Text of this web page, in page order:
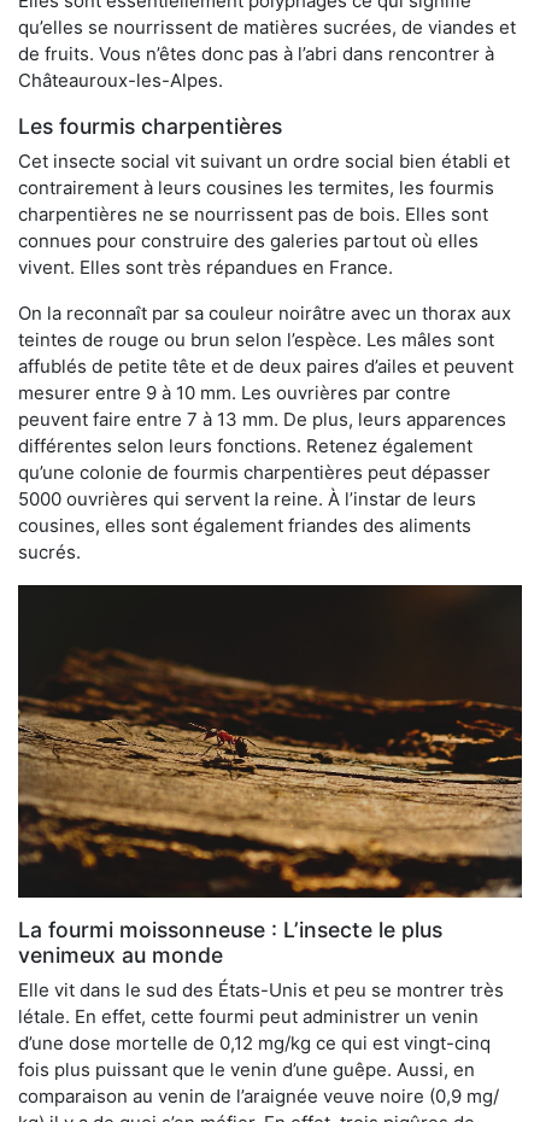
qu’elles se nourrissent de matières sucrées, de viandes et
de fruits. Vous n’êtes donc pas à l’abri dans rencontrer à
Châteauroux-les-Alpes.
Les fourmis charpentières
Cet insecte social vit suivant un ordre social bien établi et
contrairement à leurs cousines les termites, les fourmis
charpentières ne se nourrissent pas de bois. Elles sont
connues pour construire des galeries partout où elles
vivent. Elles sont très répandues en France.
On la reconnaît par sa couleur noirâtre avec un thorax aux
teintes de rouge ou brun selon l’espèce. Les mâles sont
affublés de petite tête et de deux paires d’ailes et peuvent
mesurer entre 9 à 10 mm. Les ouvrières par contre
peuvent faire entre 7 à 13 mm. De plus, leurs apparences
différentes selon leurs fonctions. Retenez également
qu’une colonie de fourmis charpentières peut dépasser
5000 ouvrières qui servent la reine. À l’instar de leurs
cousines, elles sont également friandes des aliments
sucrés.
La fourmi moissonneuse : L’insecte le plus
venimeux au monde
Elle vit dans le sud des États-Unis et peu se montrer très
létale. En effet, cette fourmi peut administrer un venin
d’une dose mortelle de 0,12 mg/kg ce qui est vingt-cinq
fois plus puissant que le venin d’une guêpe. Aussi, en
comparaison au venin de l’araignée veuve noire (0,9 mg/